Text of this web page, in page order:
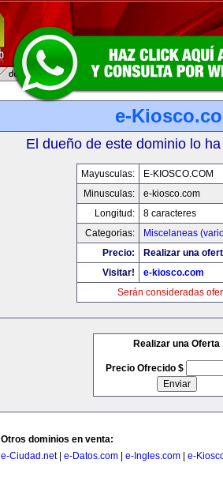
e-
El dueño de este dominio lo
Mayusculas:
E-KIOSCO.COM
Minusculas:
e-kiosco.com
Longitud:
8 caracteres
Categorias:
Miscelaneas
Precio:
Realizar una
Visitar!
e-kiosco.com
Serán consideradas
Realizar una Oferta
Precio Ofrecido $
Otros dominios en venta:
e-Ciudad.net| e-Datos.com e-Ingles.com e-